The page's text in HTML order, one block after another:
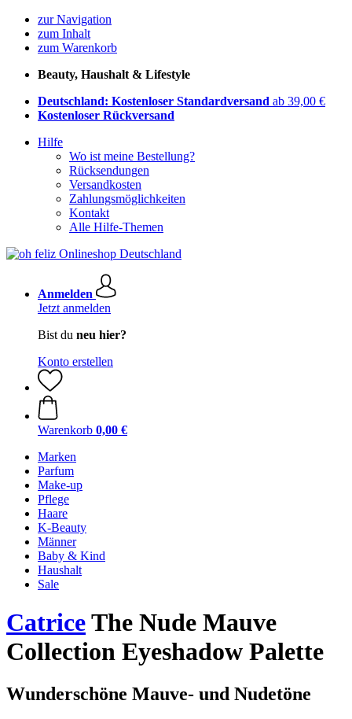
zur Navigation
zum Inhalt
zum Warenkorb
Beauty, Haushalt & Lifestyle
Deutschland: Kostenloser Standardversand ab 39,00 €
Kostenloser Rückversand
Hilfe
Wo ist meine Bestellung?
Rücksendungen
Versandkosten
Zahlungsmöglichkeiten
Kontakt
Alle Hilfe-Themen
Anmelden
Jetzt anmelden
Bist du neu hier?
Konto erstellen
Warenkorb 0,00 €
Marken
Parfum
Make-up
Pflege
Haare
K-Beauty
Männer
Baby & Kind
Haushalt
Sale
CatriceThe Nude Mauve
Collection Eyeshadow Palette
Wunderschöne Mauve- und Nudetöne